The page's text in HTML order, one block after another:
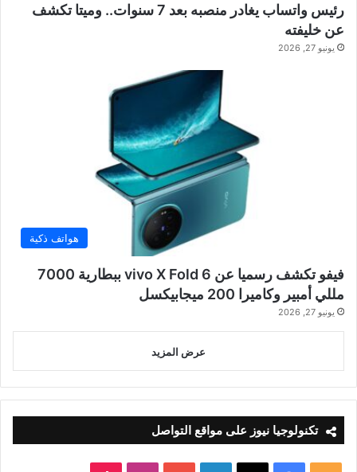
رئيس واتساب يغادر منصبه بعد 7 سنوات.. وميتا تكشف
عن خليفته
يونيو 27, 2026
هواتف ذكية
فيفو تكشف رسميا عن vivo X Fold 6 ببطارية 7000
مللي أمبير وكاميرا 200 ميجابيكسل
يونيو 27, 2026
عرض المزيد
تكنولوجيا نيوز على مواقع التواصل